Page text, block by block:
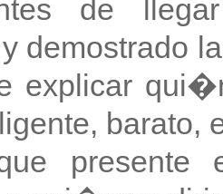
de
demostrado
explicar
presente